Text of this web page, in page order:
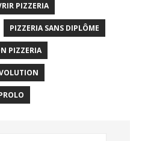
PIZZERIA
PIZZERIA SANS DIPLÔME
PIZZERIA